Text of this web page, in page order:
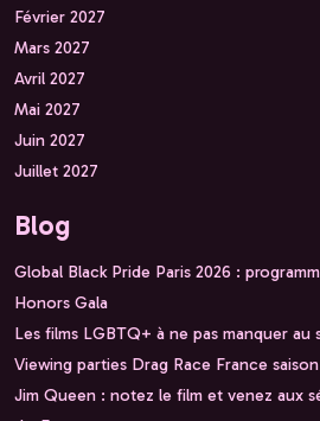
Février 2027
Mars 2027
Avril 2027
Mai 2027
Juin 2027
Juillet 2027
Blog
Global Black Pride Paris 2026 :
Honors Gala
Les films LGBTQ+ à ne pas manquer au
Viewing parties Drag Race France
Jim Queen : notez le film et venez aux